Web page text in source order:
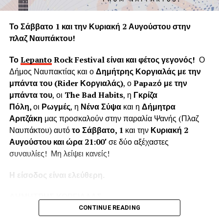
Η «Εφορεία Αρχαιοτήτων Αιτωλοακαρνανίας και
κόπηκαν δημιουργούσαν προβλήματα στο τείχος του
ενετικού κάστρου. Όμως τα δέντρα του κάστρου
προέρχονται από τις δεντροφυτεύσεις που έγιναν
νομίμως από το 1914 έως το 1939 (έγκριση από το
Υπουργείο Εσωτερικών και κατόπιν από το Υπουργείο
Γεωργίας υπό την γραμματεία του Ιωάννη Μπρικόλα) και
βρίσκονται σε απόσταση ασφαλείας από τα τείχη.
Συνεπώς πολλά από τα δέντρα έχουν ηλικία άνω των 100
ετών χωρίς να έχει αναφερθεί κάποιο πρόβλημα στη
στατικότητα των τειχών που να οφείλεται στην πλήρη
ανάπτυξη του ριζικού συστήματος. Το Δασαρχείο
Ναυπάκτου βεβαιώνει ότι δεν υπάρχει σχετική μελέτη ούτε
Επίσης εντός του κάστρου υπάρχει σύγχρονο σύστημα
Το Σάββατο 1 και την Κυριακή 2 Αυγούστου στην
πλαζ Ναυπάκτου!
ΤοLepantoRockFestivalείναι και φέτος γεγονός! Ο
Δήμος Ναυπακτίας και οΔημήτρης Κοργιαλάς με την
μπάντα του (RiderΚοργιαλάς), οPapazό με την
μπάντα του, οι The Bad Habits, η Γκρίζα
Πόλη,οι Ρωγμές, η Νένα Σύψακαι η Δήμητρα
Αριτζάκη μας προσκαλούν στην παραλία Ψανής (Πλαζ
Ναυπάκτου) αυτότο Σάββατο, 1 και τηνΚυριακή 2
Αυγούστου και ώρα 21:00′σε δύο αξέχαστες
συναυλίες! Μη λείψει κανείς!
Η είσοδος είναι ελεύθερη.
CONTINUE READING